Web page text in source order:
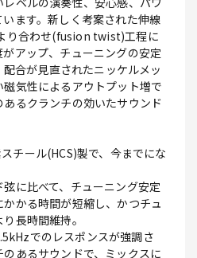
ます。新しく考案された伸線
り合わせ(fusion twist)工程に
アップ、チューニングの安定
合が見直されたニッケルメッ
気性によるアウトプット増で
るクランチの効いたサウンド
チール(HCS)製で、今までにな
に比べて、チューニング安定
かる時間が短縮し、かつチュ
長時間維持。
でのレスポンスが強調さ
あるサウンドで、ミックスに